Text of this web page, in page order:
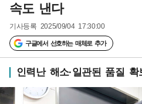
속도 낸다
기사등록 2025/09/04 17:30:00
구글에서 선호하는 매체로 추가
인력난 해소·일관된 품질